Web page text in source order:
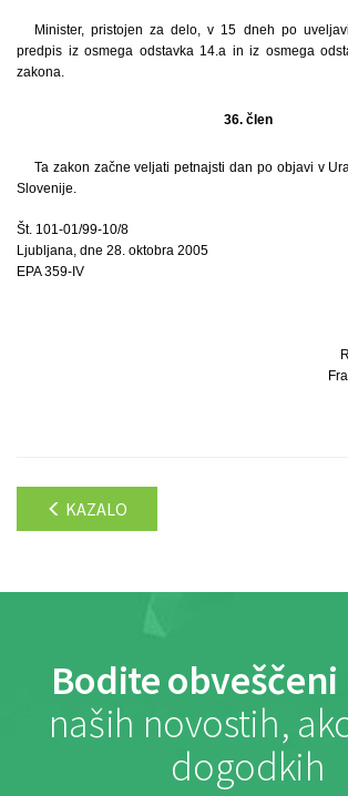
Minister, pristojen za delo, v 15 dneh po
predpis iz osmega odstavka 14.a in iz osmega
zakona.
36. člen
Ta zakon začne veljati petnajsti dan po objavi v
Slovenije.
Št. 101-01/99-10/8
Ljubljana, dne 28. oktobra 2005
EPA 359-IV
KAZALO
Bodite obveščeni
naših novostih,
dogodkih